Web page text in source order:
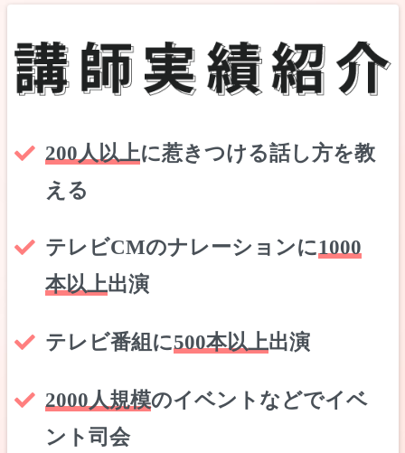
200人以上に惹きつける話し方を教
える
テレビCMのナレーションに1000
本以上出演
テレビ番組に500本以上出演
2000人規模のイベントなどでイベ
ント司会